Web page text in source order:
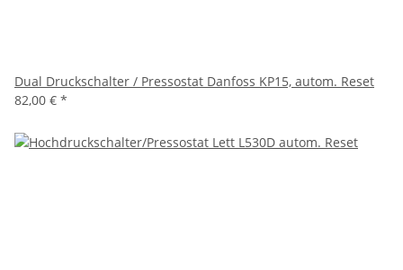
Dual Druckschalter / Pressostat Danfoss KP15, autom. Reset
82,00 € *